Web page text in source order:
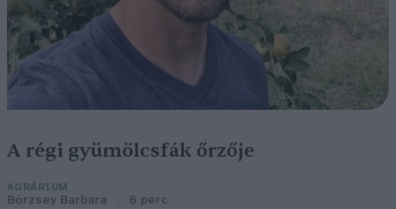
A régi gyümölcsfák őrzője
AGRÁRIUM
Börzsey Barbara 6 perc